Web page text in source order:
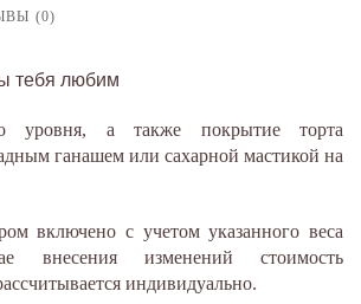
(0)
тебя любим
уровня, а также покрытие торта
ганашем или сахарной мастикой на
включено с учетом указанного веса
внесения изменений стоимость
индивидуально.